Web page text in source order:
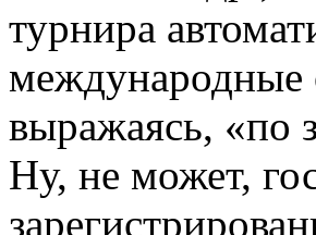
турнира
международные
выражаясь, «по
Ну, не может,